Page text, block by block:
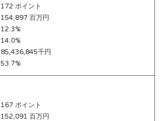
172 ポイント
154,897 百万円
12.3%
14.0%
85,436,845千円
53.7%
167 ポイント
152,091 百万円